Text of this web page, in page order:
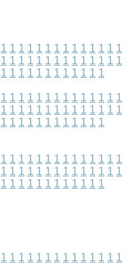
1 1 1 1 1 1 1 1 1 1 1 1 1 1
1 1 1 1 1 1 1 1 1 1 1 1 1 1
1 1 1 1 1 1 1 1 1 1 1 1
1 1 1 1 1 1 1 1 1 1 1 1 1 1
1 1 1 1 1 1 1 1 1 1 1 1 1 1
1 1 1 1 1 1 1 1 1 1 1 1
1 1 1 1 1 1 1 1 1 1 1 1 1 1
1 1 1 1 1 1 1 1 1 1 1 1 1 1
1 1 1 1 1 1 1 1 1 1 1 1
1 1 1 1 1 1 1 1 1 1 1 1 1 1